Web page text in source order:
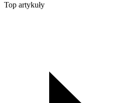
Top artykuły